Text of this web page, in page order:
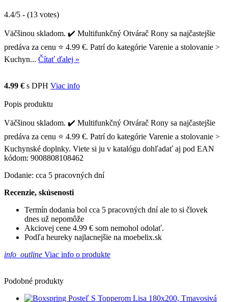
4.4/5 - (13 votes)
Väčšinou skladom. ✔️ Multifunkčný Otvárač Rony sa najčastejšie
predáva za cenu ⭐ 4.99 €. Patrí do kategórie Varenie a stolovanie >
Kuchyn... Čítať ďalej »
4.99 € s DPH Viac info
Popis produktu
Väčšinou skladom. ✔️ Multifunkčný Otvárač Rony sa najčastejšie
predáva za cenu ⭐ 4.99 €. Patrí do kategórie Varenie a stolovanie >
Kuchynské doplnky. Viete si ju v katalógu dohľadať aj pod EAN
kódom: 9008808108462
Dodanie: cca 5 pracovných dní
Recenzie, skúsenosti
Termín dodania bol cca 5 pracovných dní ale to si človek
dnes už nepomôže
Akciovej cene 4.99 € som nemohol odolať.
Podľa heureky najlacnejšie na moebelix.sk
info_outline Viac info o produkte
Podobné produkty